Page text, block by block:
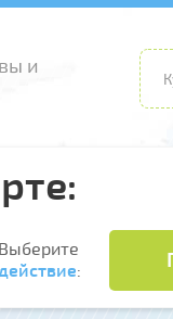
и
Выберите
: